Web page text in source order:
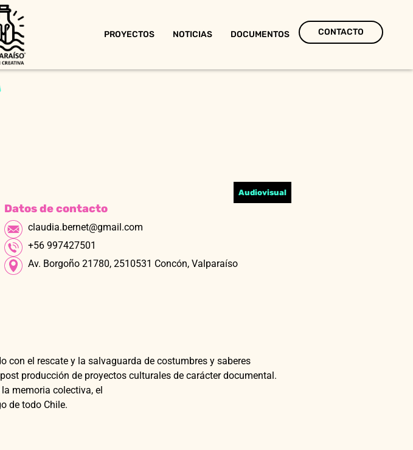
PROYECTOS NOTICIAS DOCUMENTOS CONTACTO
Audiovisual
Datos de contacto
claudia.bernet@gmail.com
+56 997427501
Av. Borgoño 21780, 2510531 Concón, Valparaíso
con el rescate y la salvaguarda de costumbres y saberes
producción de proyectos culturales de carácter documental.
memoria colectiva, el
de todo Chile.